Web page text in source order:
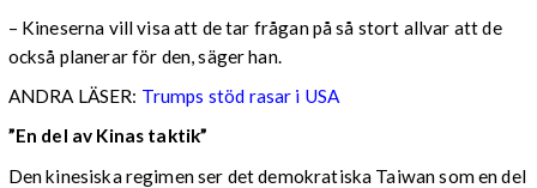
– Kineserna vill visa att de tar frågan på så stort allvar att de
också planerar för den, säger han.
ANDRA LÄSER: Trumps stöd rasar i USA
”En del av Kinas taktik”
Den kinesiska regimen ser det demokratiska Taiwan som en del